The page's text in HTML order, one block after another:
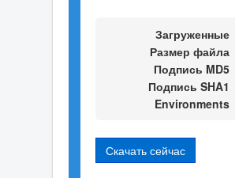
Загруженные
Размер файла
Подпись MD5
Подпись SHA1
Environments
Скачать сейчас